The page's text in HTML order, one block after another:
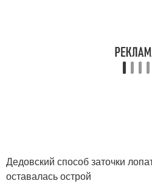
Дедовский способ заточки
оставалась острой